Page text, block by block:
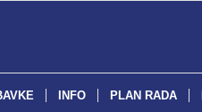
INFO PLAN RADA